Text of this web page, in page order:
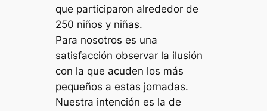
que participaron alrededor de
250 niños y niñas.
Para nosotros es una
satisfacción observar la ilusión
con la que acuden los más
pequeños a estas jornadas.
Nuestra intención es la de